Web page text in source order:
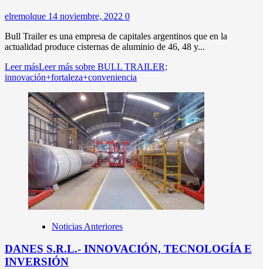
elremolque 14 noviembre, 2022 0
Bull Trailer es una empresa de capitales argentinos que en la
actualidad produce cisternas de aluminio de 46, 48 y...
Leer másLeer más sobre BULL TRAILER;
innovación+fortaleza+conveniencia
Noticias Anteriores
DANES S.R.L.- INNOVACIÓN, TECNOLOGÍA E
INVERSIÓN